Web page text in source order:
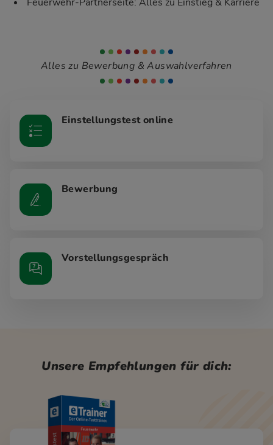
Alles zu Bewerbung & Auswahlverfahren
Einstellungstest online
Bewerbung
Vorstellungsgespräch
Unsere Empfehlungen für dich: